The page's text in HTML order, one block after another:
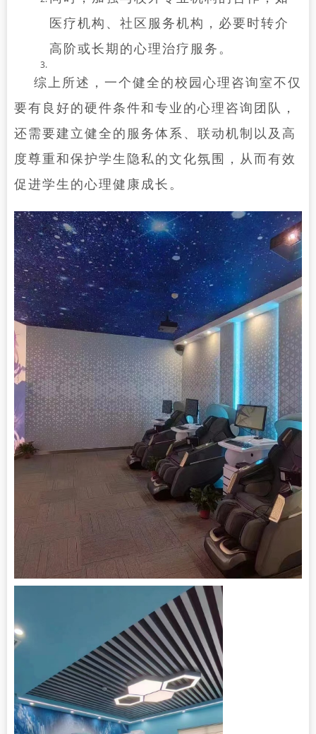
医疗机构、社区服务机构，必要时转介
高阶或长期的心理治疗服务。
综上所述，一个健全的校园心理咨询室不仅
要有良好的硬件条件和专业的心理咨询团队，
还需要建立健全的服务体系、联动机制以及高
度尊重和保护学生隐私的文化氛围，从而有效
促进学生的心理健康成长。